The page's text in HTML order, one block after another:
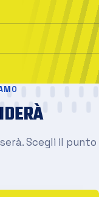
Scegli il punto